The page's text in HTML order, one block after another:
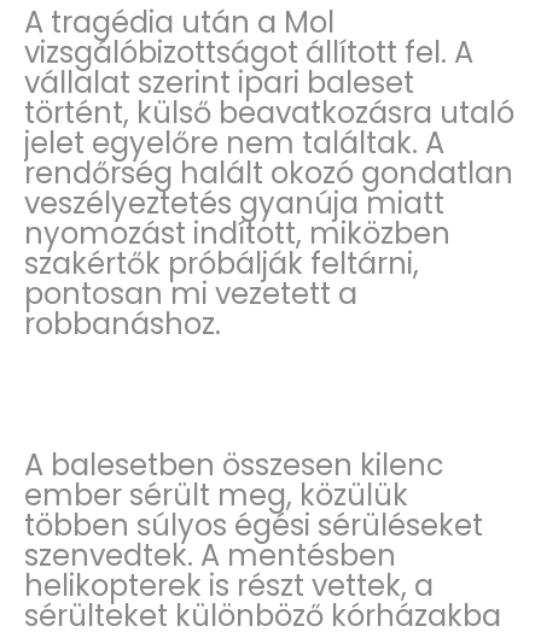
A tragédia után a Mol
vizsgálóbizottságot állított fel. A
vállalat szerint ipari baleset
történt, külső beavatkozásra utaló
jelet egyelőre nem találtak. A
rendőrség halált okozó gondatlan
veszélyeztetés gyanúja miatt
nyomozást indított, miközben
szakértők próbálják feltárni,
pontosan mi vezetett a
robbanáshoz.
A balesetben összesen kilenc
ember sérült meg, közülük
többen súlyos égési sérüléseket
szenvedtek. A mentésben
helikopterek is részt vettek, a
sérülteket különböző kórházakba